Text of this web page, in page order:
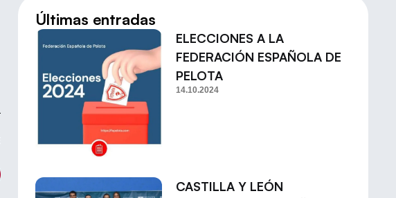
Últimas entradas
ELECCIONES A LA
FEDERACIÓN ESPAÑOLA DE
PELOTA
14.10.2024
CASTILLA Y LEÓN